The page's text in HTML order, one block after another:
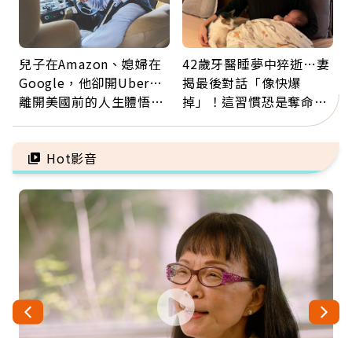
兒子在Amazon、媳婦在
Google，他卻開Uber…
離開美國前的人生體悟：
42歲牙醫睡夢中猝逝…妻
揭最後對話「像快爆
掉」！這習慣恐是奪命原
因：沒有一份工作值得用
命交換
Hot影音